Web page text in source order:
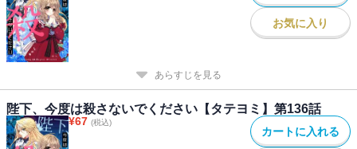
お気に入り
あらすじを見る
陛下、今度は殺さないでください【タテヨミ】第136話
¥67 (税込)
カートに入れる